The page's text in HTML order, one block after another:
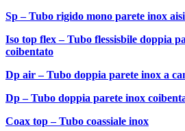
Sp – Tubo rigido mono parete inox
Iso top flex – Tubo flessisbile doppia
coibentato
Dp air – Tubo doppia parete inox a
Dp – Tubo doppia parete inox
Coax top – Tubo coassiale inox